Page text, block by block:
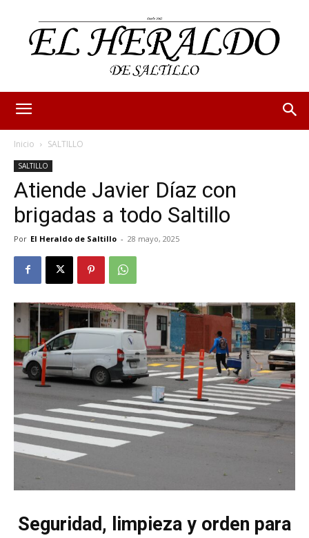
Inicio SALTILLO
SALTILLO
Atiende Javier Díaz con
brigadas a todo Saltillo
Por El Heraldo de Saltillo - 28 mayo, 2025
Seguridad, limpieza y orden para